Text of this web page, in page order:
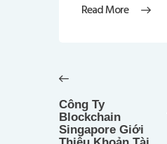
Read More
hướng
bài
viết
post:
Công Ty
Blockchain
Singapore Giới